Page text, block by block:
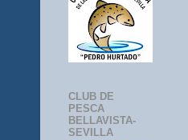
CLUB DE
PESCA
BELLAVISTA-
SEVILLA